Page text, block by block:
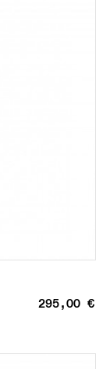
295,00 €